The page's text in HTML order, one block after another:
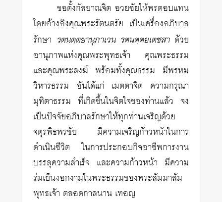
ขอตั้งกัลยาณจิต อวยชัยให้พรตอบแทน
โดยอ้างอิงคุณพระรัตนตรัย เป็นเครื่องอภิบาล
รักษา รตนตฺตยานุภาเวน รตนตฺตยเตชสาด้วย
อานุภาพแห่งคุณพระพุทธเจ้า คุณพระธรรม
และคุณพระสงฆ์ พร้อมทั้งคุณธรรม มีพรหม
วิหารธรรม อันได้แก่ เมตตาจิต ความกรุณา
มุทิตาธรรม ที่เกิดขึ้นในจิตใจของท่านแล้ว จง
เป็นปัจจัยอภิบาลรักษาให้ทุกท่านเจริญด้วย
จตุรพิธพรชัย มีความเจริญก้าวหน้าในการ
ดำเนินชีวิต ในการประกอบกิจอาชีพการงาน
บรรลุความสำเร็จ และความก้าวหน้า มีความ
ร่มเย็นงอกงามในพระธรรมของพระสัมมาสัม
พุทธเจ้า ตลอดกาลนาน เทอญ